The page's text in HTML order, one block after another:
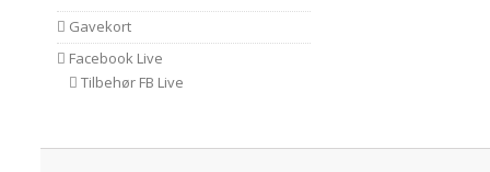
Gavekort
Facebook Live
Tilbehør FB Live